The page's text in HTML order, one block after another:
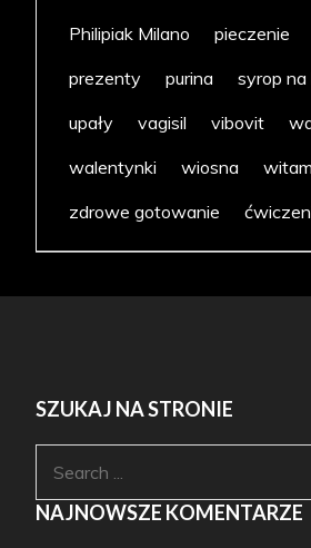
Philipiak Milano
pieczenie
prezenty
purina
syrop na
upały
vagisil vibovit
walentynki
wiosna
zdrowe gotowanie
SZUKAJ NA STRONIE
NAJNOWSZE KOMENTARZE